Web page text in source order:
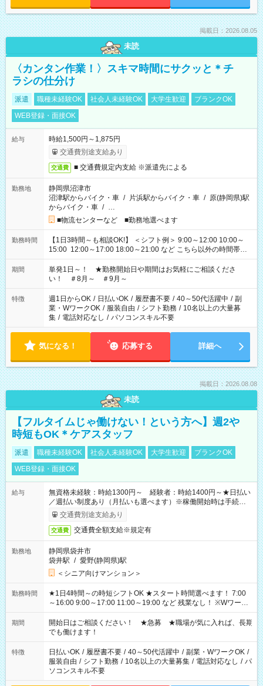
掲載日：2026.08.05
未読
〈カンタン作業！〉スキマ時間にサクッと＊チ
ラシの仕分け
派遣 職種未経験OK 社会人未経験OK 大学生歓迎
ブランクOK
WEB登録・面接OK
給与
時給1,500円～1,875円
交通費別途支給あり
交通費 ■ 交通費規定内支給 ※派遣先による
勤務地
静岡県沼津市
沼津駅からバイク・車 / 片浜駅からバイク・車 / 原(静岡県)駅
からバイク・車 / …
■物流センターなど ■勤務地選べます
勤務時間
【1日3時間～も相談OK!】 ＜シフト例＞ 9:00～12:00 10:00～
15:00 12:00～17:00 18:00～21:00 など こちら以外の時間帯も
お気軽にご相談ください！
期間
単発1日～！ ★勤務開始日や期間はお気軽にご相談くださ
い！ ＃8月～ ＃9月～
特徴 週1日からOK / 日払いOK / 履歴書不要 / 40～50代活躍中 / 副
業・WワークOK / 服装自由 / シフト勤務 / 10名以上の大量募
集 / 電話対応なし / パソコンスキル不要
気になる！ 応募する 詳細へ
掲載日：2026.08.08
未読
【フルタイムじゃ働けない！という方へ】週2や
時短もOK＊ケアスタッフ
派遣 職種未経験OK 社会人未経験OK 大学生歓迎
ブランクOK
WEB登録・面接OK
給与
無資格未経験：時給1300円～ 経験者：時給1400円～★日払い
／週払い制度あり（月払いも選べます）※稼働開始時は手続き完
了次第のお支払いとなります。
交通費別途支給あり
交通費 交通費全額支給※規定有
勤務地
静岡県袋井市
袋井駅 / 愛野(静岡県)駅
＜シニア向けマンション＞
勤務時間
★1日4時間～の時短シフトOK ★スタート時間選べます！ 7:00
～16:00 9:00～17:00 11:00～19:00 など 残業なし！ ※Wワーク
の場合、他のお仕事と合わせ週40時間超の就業はご案内できま
せん ※法令に基づき、週20時間以上勤務は社会保険への加入対
象となります ※労働者派遣法（日雇い派遣の原則禁止）によ
り、短時間・短期間の就業はご案内が難しい場合があります
期間
開始日はご相談ください！ ★急募 ★職場が気に入れば、長期
でも働けます！
特徴 日払いOK / 履歴書不要 / 40～50代活躍中 / 副業・WワークOK /
服装自由 / シフト勤務 / 10名以上の大量募集 / 電話対応なし / パ
ソコンスキル不要